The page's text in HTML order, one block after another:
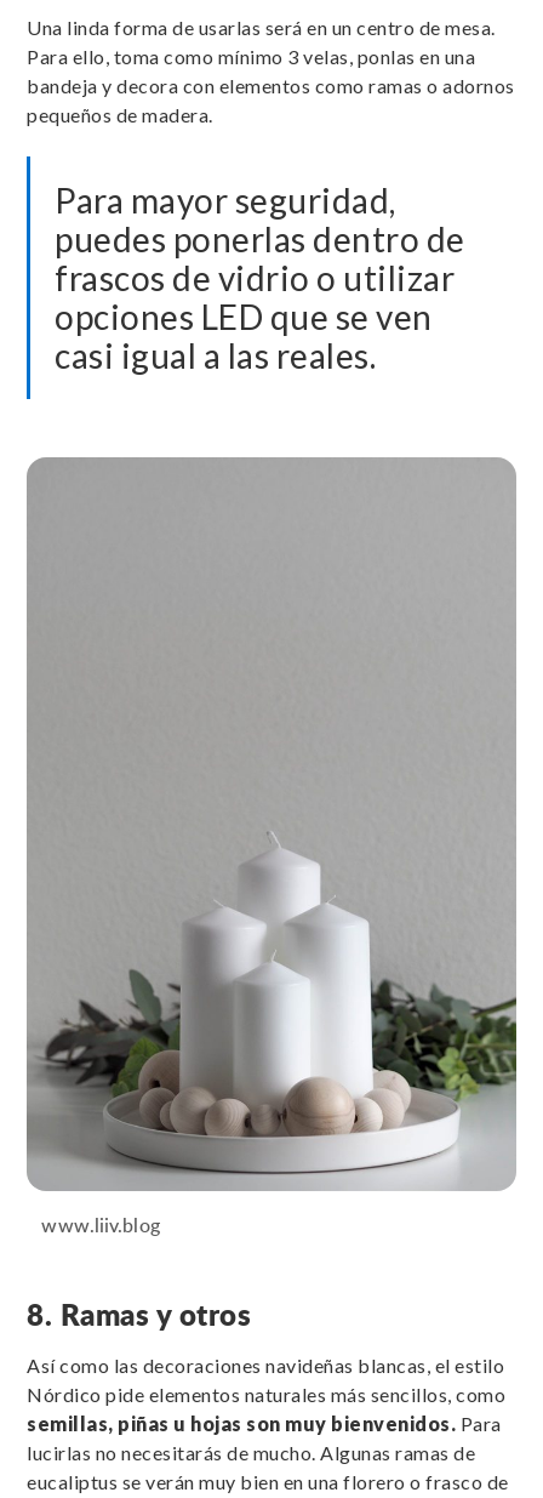
Una linda forma de usarlas será en un centro de mesa.
Para ello, toma como mínimo 3 velas, ponlas en una
bandeja y decora con elementos como ramas o adornos
pequeños de madera.
Para mayor seguridad,
puedes ponerlas dentro de
frascos de vidrio o utilizar
opciones LED que se ven
casi igual a las reales.
www.liiv.blog
8. Ramas y otros
Así como las decoraciones navideñas blancas, el estilo
Nórdico pide elementos naturales más sencillos, como
semillas, piñas u hojas son muy bienvenidos. Para
lucirlas no necesitarás de mucho. Algunas ramas de
eucaliptus se verán muy bien en una florero o frasco de